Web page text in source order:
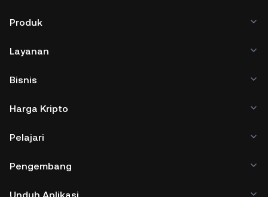
Produk
Layanan
Bisnis
Harga Kripto
Pelajari
Pengembang